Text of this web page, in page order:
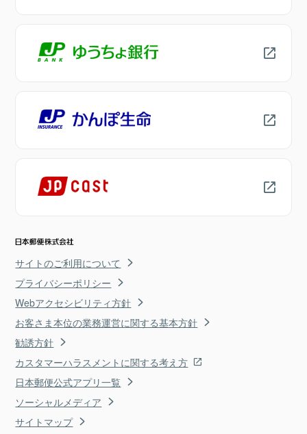
サイトのご利用について
プライバシーポリシー
Webアクセシビリティ方針
お客さま本位の業務運営に関する基本方針
勧誘方針
カスタマーハラスメントに関する考え方
日本郵便公式アプリ一覧
ソーシャルメディア
サイトマップ